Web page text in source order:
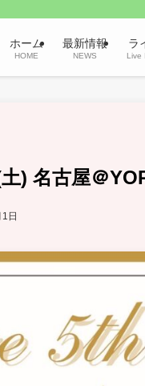
ホーム
HOME
最新情報
NEWS
ラ
Live
) 名古屋＠
日